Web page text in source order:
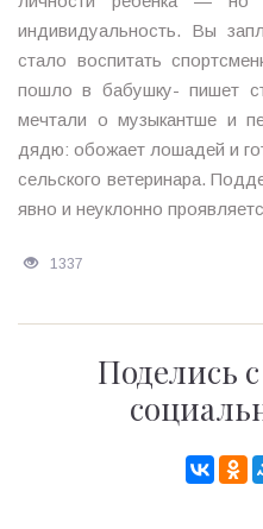
индивидуальность. Вы
стало воспитать
пошло в бабушку- пишет
мечтали о музыкантше и
дядю: обожает лошадей и
сельского ветеринара.
явно и неуклонно
1337
Поделись